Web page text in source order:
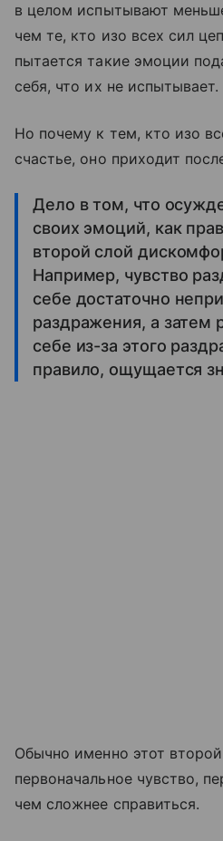
в целом испытывают
чем те, кто изо всех сил
пытается такие эмоции
себя, что их не испытывает.
Но почему к тем, кто изо
счастье, оно приходит
Дело в том, что
своих эмоций, как
второй слой
Например, чувство
себе достаточно
раздражения, а затем
себе из-за этого
правило, ощущается
Обычно именно этот
первоначальное чувство,
чем сложнее справиться.